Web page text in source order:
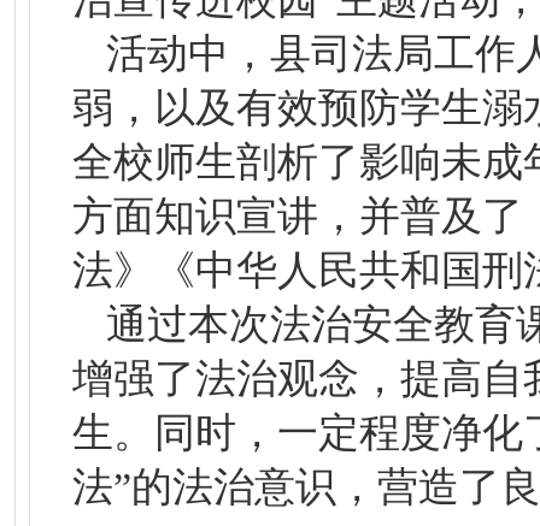
活动中，县司法局工作
弱，以及有效预防学生溺
全校师生剖析了影响未
方面知识宣讲，并普及
法》《中华人民共和国
通过本次法治安全教育
增强了法治观念，提高
生。同时，一定程度净
法”的法治意识，营造了